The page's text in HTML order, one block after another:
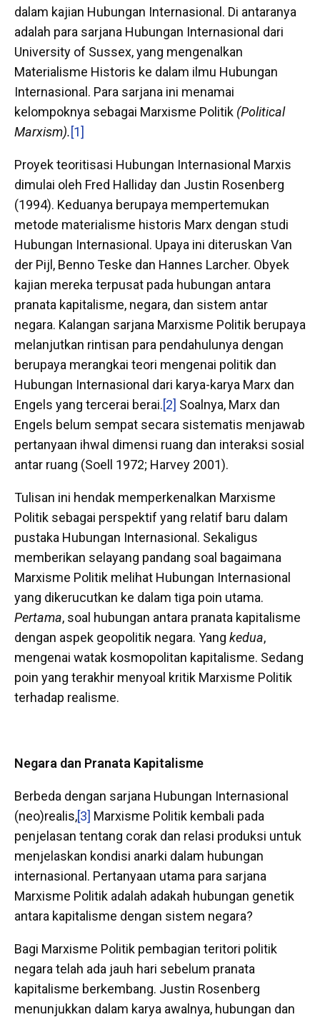
dalam kajian Hubungan Internasional. Di antaranya
adalah para sarjana Hubungan Internasional dari
University of Sussex, yang mengenalkan
Materialisme Historis ke dalam ilmu Hubungan
Internasional. Para sarjana ini menamai
kelompoknya sebagai Marxisme Politik (Political
Marxism).[1]
Proyek teoritisasi Hubungan Internasional Marxis
dimulai oleh Fred Halliday dan Justin Rosenberg
(1994). Keduanya berupaya mempertemukan
metode materialisme historis Marx dengan studi
Hubungan Internasional. Upaya ini diteruskan Van
der Pijl, Benno Teske dan Hannes Larcher. Obyek
kajian mereka terpusat pada hubungan antara
pranata kapitalisme, negara, dan sistem antar
negara. Kalangan sarjana Marxisme Politik berupaya
melanjutkan rintisan para pendahulunya dengan
berupaya merangkai teori mengenai politik dan
Hubungan Internasional dari karya-karya Marx dan
Engels yang tercerai berai.[2] Soalnya, Marx dan
Engels belum sempat secara sistematis menjawab
pertanyaan ihwal dimensi ruang dan interaksi sosial
antar ruang (Soell 1972; Harvey 2001).
Tulisan ini hendak memperkenalkan Marxisme
Politik sebagai perspektif yang relatif baru dalam
pustaka Hubungan Internasional. Sekaligus
memberikan selayang pandang soal bagaimana
Marxisme Politik melihat Hubungan Internasional
yang dikerucutkan ke dalam tiga poin utama.
Pertama, soal hubungan antara pranata kapitalisme
dengan aspek geopolitik negara. Yang kedua,
mengenai watak kosmopolitan kapitalisme. Sedang
poin yang terakhir menyoal kritik Marxisme Politik
terhadap realisme.
Negara dan Pranata Kapitalisme
Berbeda dengan sarjana Hubungan Internasional
(neo)realis,[3] Marxisme Politik kembali pada
penjelasan tentang corak dan relasi produksi untuk
menjelaskan kondisi anarki dalam hubungan
internasional. Pertanyaan utama para sarjana
Marxisme Politik adalah adakah hubungan genetik
antara kapitalisme dengan sistem negara?
Bagi Marxisme Politik pembagian teritori politik
negara telah ada jauh hari sebelum pranata
kapitalisme berkembang. Justin Rosenberg
menunjukkan dalam karya awalnya, hubungan dan